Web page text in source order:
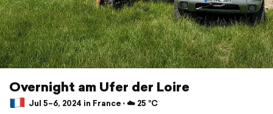
Overnight am Ufer der Loire
Jul 5–6, 2024 in France ⋅ ☁️ 25 °C